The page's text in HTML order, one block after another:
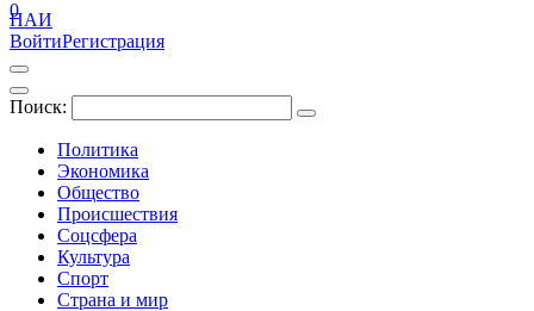
ПАИ
ВойтиРегистрация
Поиск:
Политика
Экономика
Общество
Происшествия
Соцсфера
Культура
Спорт
Страна и мир
0